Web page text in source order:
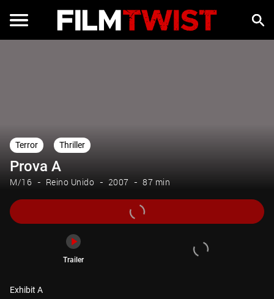
Terror Thriller
Prova A
M/16 Reino Unido 2007 87 min
Trailer
Exhibit A